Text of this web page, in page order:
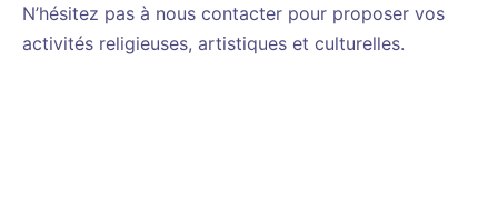
N’hésitez pas à nous contacter pour proposer vos
activités religieuses, artistiques et culturelles.